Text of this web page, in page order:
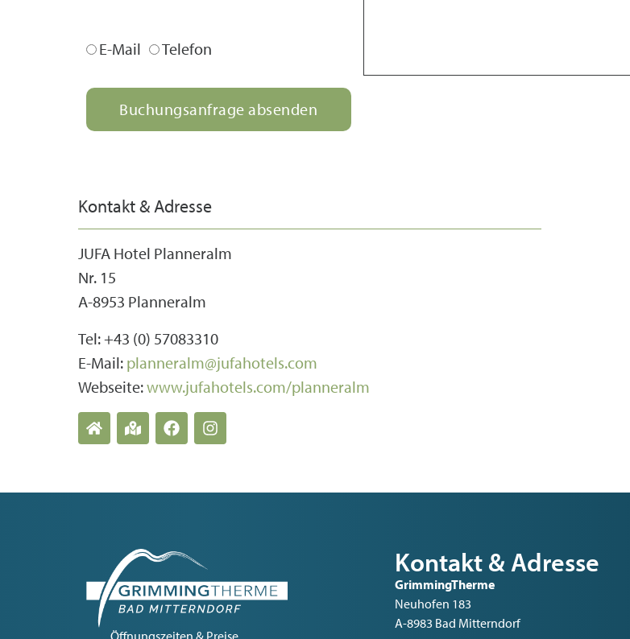
E-Mail Telefon
Buchungsanfrage absenden
Kontakt & Adresse
JUFA Hotel Planneralm
Nr. 15
A-8953 Planneralm
Tel: +43 (0) 57083310
E-Mail: planneralm@jufahotels.com
Webseite:www.jufahotels.com/planneralm
Öffnungszeiten & Preise
Kontakt & Adresse
GrimmingTherme
Neuhofen 183
A-8983 Bad Mitterndorf